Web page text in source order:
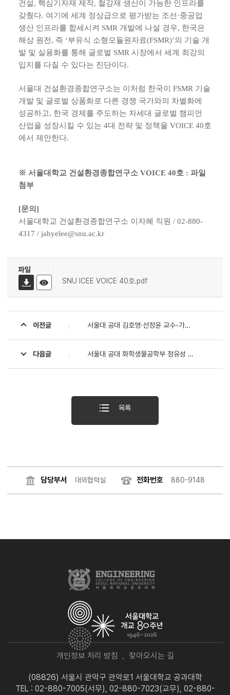
건설, 핵심기자재 제작, 철강재 생산이 가능한 인프라를
갖췄다. 여기에 세계 정상급으로 평가받는 조선·중공업
생산 인프라를 합세시켜 SMR 개발에 나설 경우, 한국은
해상 원전, 즉 ‘부유식 소형모듈원자료(FSMR)’의 기술 개
발 및 실용화를 통해 글로벌 SMR 시장에서 세계 최강의
입지를 다질 수 있다는 진단이다.
서울대 건설환경종합연구소는 이처럼 한국이 FSMR 기술
개발 및 글로벌 상품화로 다른 경쟁 국가와의 차별화에
성공하고, 한국 경제를 주도하는 차세대 글로벌 챔피언
산업을 성장시킬 수 있는 4대 전략 및 정책을 VOICE 40호
에서 제안한다.
※ 서울대학교 건설환경종합연구소 VOICE 40호 : 파일
첨부
[문의]
서울대학교 건설환경종합연구소 이자혜 직원 / 02-880-
4317 / jahyelee@snu.ac.kr
파일
SNU ICEE VOICE 40호.pdf
이전글 서울대 공대 김호영·선정윤 교수-가천대 박근환 교수 공동 연구팀, 살아있는 세포처럼 변형·분리·합체하는 액체 로봇 개발
다음글 서울대 공대 화학생물공학부 정유성 교수팀, 대규모 언어모델로 신소재 합성 가능성 예측·해석하는 기술 개발
목록
담당부서 대외협력실 전화번호 880-9148
개인정보 처리 방침 찾아오시는 길
(08826) 서울시 관악구 관악로1 서울대학교 공과대학
TEL : 02-880-7005(서무), 02-880-7023(교무), 02-880-